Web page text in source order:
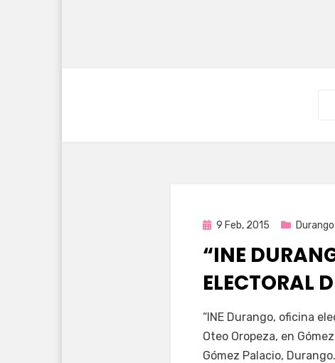
Publicada
9 Feb, 2015 Durango
“INE
ELECTORAL
porEnrique
“INE Durango, oficina
Oteo Oropeza, en
Gómez Palacio,